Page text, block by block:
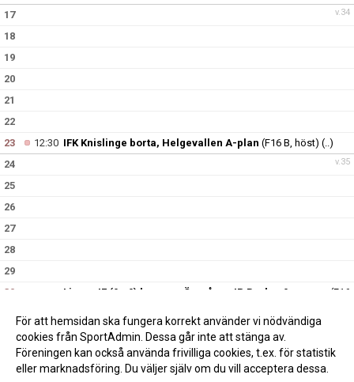
v.34
17
18
19
20
21
22
23
12:30 IFK Knislinge borta, Helgevallen A-plan (F16 B, höst) (..)
v.35
24
25
26
27
28
29
30
Linero IF (9m9) hemma, Örevångs IP B-plan 9-manna
(F16
För att hemsidan ska fungera korrekt använder vi nödvändiga
cookies från SportAdmin. Dessa går inte att stänga av.
Föreningen kan också använda frivilliga cookies, t.ex. för statistik
eller marknadsföring. Du väljer själv om du vill acceptera dessa.